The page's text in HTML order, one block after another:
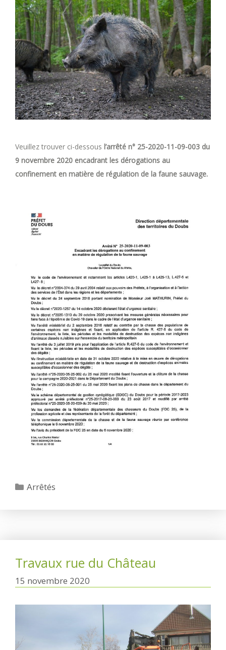
Veuillez trouver ci-dessous l’arrêté n° 25-2020-11-09-003 du
9 novembre 2020 encadrant les dérogations au
confinement en matière de régulation de la faune sauvage.
Catégories
Arrêtés
Travaux rue du Château
15 novembre 2020